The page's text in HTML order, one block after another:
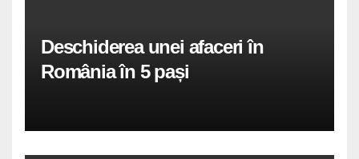
Deschiderea unei afaceri în
România în 5 pași